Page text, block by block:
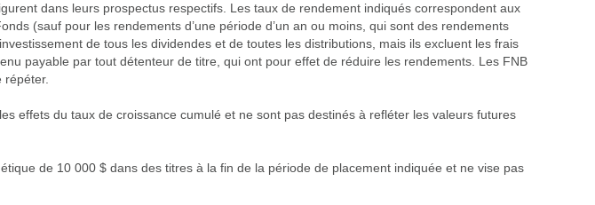
dans leurs prospectus respectifs. Les taux de rendement indiqués correspondent aux
(sauf pour les rendements d’une période d’un an ou moins, qui sont des rendements
de tous les dividendes et de toutes les distributions, mais ils excluent les frais
payable par tout détenteur de titre, qui ont pour effet de réduire les rendements. Les FNB
effets du taux de croissance cumulé et ne sont pas destinés à refléter les valeurs futures
de 10 000 $ dans des titres à la fin de la période de placement indiquée et ne vise pas